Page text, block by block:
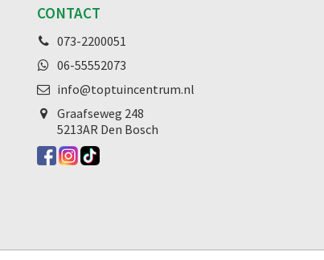
CONTACT
073-2200051
06-55552073
info@toptuincentrum.nl
Graafseweg 248
5213AR Den Bosch